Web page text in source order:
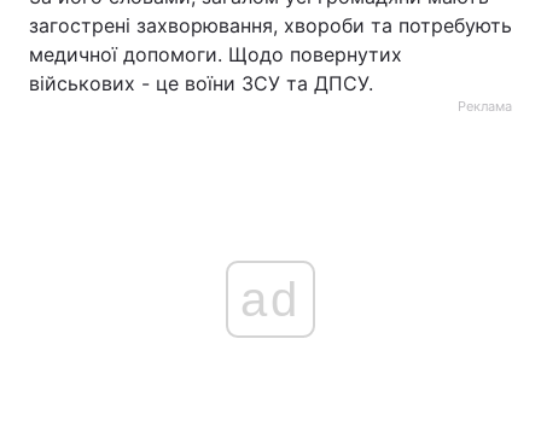
загострені захворювання, хвороби та потребують
медичної допомоги. Щодо повернутих
військових - це воїни ЗСУ та ДПСУ.
Реклама
ad